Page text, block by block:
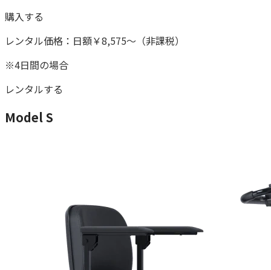
購入する
レンタル価格： 日額￥8,575〜 （非課税）
※4日間の場合
レンタルする
Model S